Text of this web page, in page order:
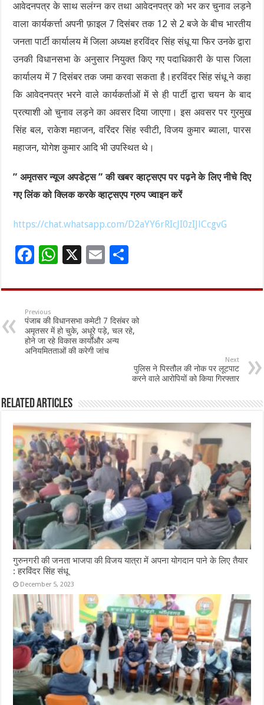
आवेदनपत्र के साथ सलंग्न कर तथा आवेदनपत्र को भर कर चुनाव लड़ने
वाला कार्यकर्त्ता अपनी फ़ाइल 7 दिसंबर तक 12 से 2 बजे के बीच भारतीय
जनता पार्टी कार्यालय में जिला अध्यक्ष हरविंदर सिंह संधू या फिर उनके द्वारा
उनकी विधानसभा के अनुसार नियुक्त किए गए पदाधिकारी के पास जिला
कार्यालय में 7 दिसंबर तक जमा करवा सकता है।हरविंदर सिंह संधू ने कहा
कि आवेदनपत्र भरने वाले कार्यकर्ताओं में से ही पार्टी द्वारा चयन के बाद
प्रत्याशी ओ चुनाव लड़ने का अवसर दिया जाएगा। इस अवसर पर गुरमुख
सिंह बल, राकेश महाजन, वरिंदर सिंह स्वीटी, विजय कुमार ब्याला, पारस
महाजन, योगेश कुमार आदि भी उपस्थित थे।
” अमृतसर न्यूज अपडेट्स ” की खबर व्हाट्सएप पर पढ़ने के लिए नीचे दिए
गए लिंक को क्लिक करके व्हाट्सएप ग्रुप ज्वाइन करें
https://chat.whatsapp.com/D2aYY6rRIcJI0zIJlCcgvG
F
e
b
o
o
W
at
p
p
X
E
ai ar
e
Previous
पंजाब की विधानसभा कमेटी 7 दिसंबर को
अमृतसर में हो चुके, अधूरे पड़े, चल रहे,
होने जा रहे विकास कार्योंऔर अन्य
अनियमितताओं की करेगी जांच
Next
पुलिस ने पिस्तौल की नोक पर लूटपाट
करने वाले आरोपियों को किया गिरफ्तार
Related Articles
गुरुनगरी की जनता भाजपा की विजय यात्रा में अपना योगदान पाने के लिए तैयार
: हरविंदर सिंह संधू
December 5, 2023